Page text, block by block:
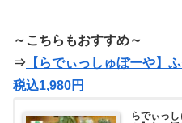
～こちらもおすすめ～
⇒ 【らでぃっしゅぼーや】
税込1,980円
らでぃっ